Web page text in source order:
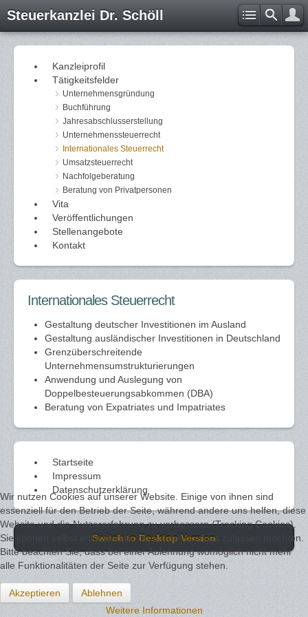
Steuerkanzlei Dr. Schöll
Kanzleiprofil
Tätigkeitsfelder
Unternehmensgründung
Buchführung
Jahresabschlusserstellung
Unternehmenssteuerrecht
Internationales Steuerrecht
Umsatzsteuerrecht
Nachfolgeberatung
Beratung von Privatpersonen
Vita
Veröffentlichungen
Stellenangebote
Kontakt
Internationales Steuerrecht
Gestaltung deutscher Investitionen im Ausland
Gestaltung ausländischer Investitionen in Deutschland
Grenzüberschreitende
Unternehmensumstrukturierungen
Anwendung und Auslegung von
Doppelbesteuerungsabkommen (DBA)
Beratung von Expatriates und Impatriates
Startseite
Impressum
Datenschutzerklärung
Switch to Desktop Version
Wir nutzen Cookies auf unserer Website. Einige von ihnen sind
essenziell für den Betrieb der Seite, während andere uns helfen, diese
Website und die Nutzererfahrung zu verbessern (Tracking Cookies).
Sie können selbst entscheiden, ob Sie die Cookies zulassen möchten.
Bitte beachten Sie, dass bei einer Ablehnung womöglich nicht mehr
alle Funktionalitäten der Seite zur Verfügung stehen.
Akzeptieren
Ablehnen
Weitere Informationen